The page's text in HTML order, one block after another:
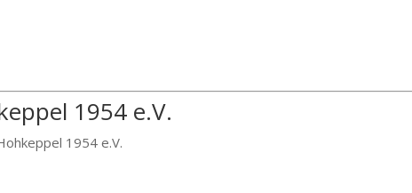
1954 e.V.
1954 e.V.